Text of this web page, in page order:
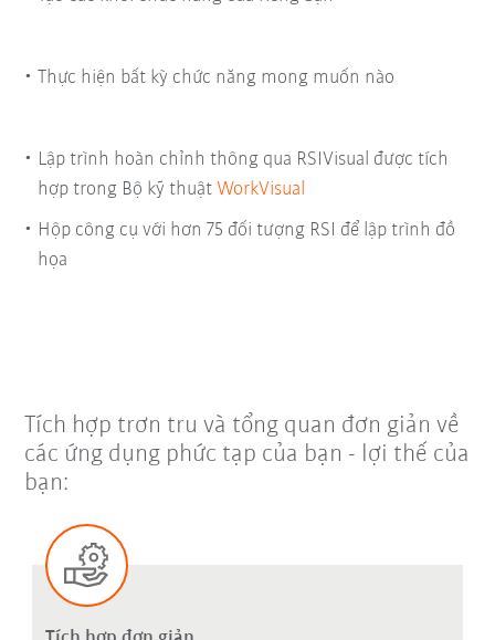
Thực hiện bất kỳ chức năng mong muốn nào
Lập trình hoàn chỉnh thông qua RSIVisual được tích
hợp trong Bộ kỹ thuật WorkVisual
Hộp công cụ với hơn 75 đối tượng RSI để lập trình đồ
họa
Tích hợp trơn tru và tổng quan đơn giản về
các ứng dụng phức tạp của bạn - lợi thế của
bạn: